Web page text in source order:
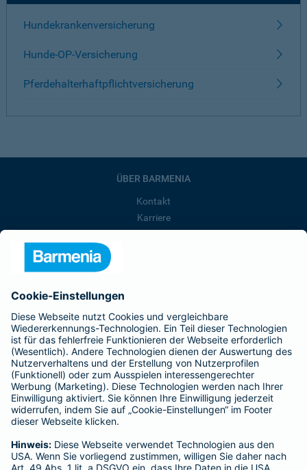
Hundekrankenversicherung
Hunde-OP-Versicherung
Pferdehalterhaftpflichtversicherung
ÜBER BARMENIA
Kontakt
Karriere
Barmenia ist Teil der BarmeniaGothaer
BELIEBTE SEITEN
Kranken-Zusatzversicherung
Tierversicherungen
Haftpflichtversicherung
Hausratversicherung
Adresse ändern